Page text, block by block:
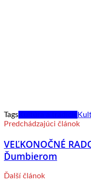
Tags
Predchádzajúci článok
VEĽKONOČNÉ
Ďumbierom
Ďalší článok